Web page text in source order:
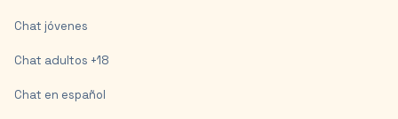
Chat jóvenes
Chat adultos +18
Chat en español